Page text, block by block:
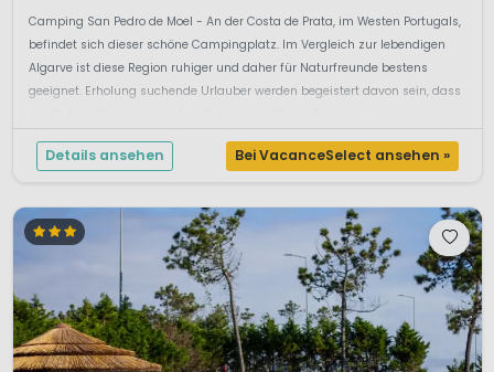
Camping San Pedro de Moel - An der Costa de Prata, im Westen Portugals,
befindet sich dieser schöne Campingplatz. Im Vergleich zur lebendigen
Algarve ist diese Region ruhiger und daher für Naturfreunde bestens
geeignet. Erholung suchende Urlauber werden begeistert davon sein, dass
Details ansehen Bei VacanceSelect ansehen »